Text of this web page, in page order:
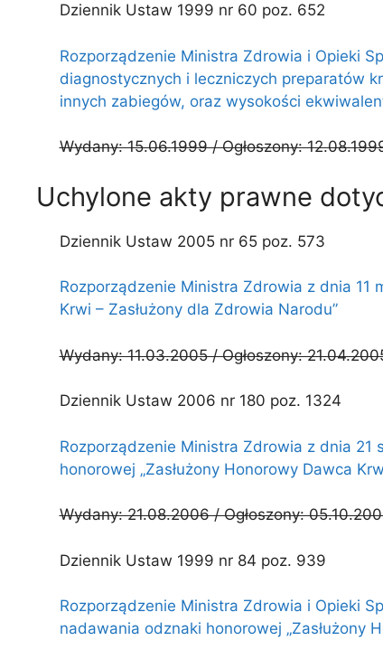
Dziennik Ustaw 1999 nr 60 poz. 652
Rozporządzenie Ministra Zdrowia i Opieki
diagnostycznych i leczniczych preparatów
innych zabiegów, oraz wysokości
Wydany: 15.06.1999 / Ogłoszony:
Uchylone akty prawne
Dziennik Ustaw 2005 nr 65 poz. 573
Rozporządzenie Ministra Zdrowia z dnia 11
Krwi – Zasłużony dla Zdrowia Narodu”
Wydany: 11.03.2005 / Ogłoszony:
Dziennik Ustaw 2006 nr 180 poz. 1324
Rozporządzenie Ministra Zdrowia z dnia
honorowej „Zasłużony Honorowy Dawca
Wydany: 21.08.2006 / Ogłoszony:
Dziennik Ustaw 1999 nr 84 poz. 939
Rozporządzenie Ministra Zdrowia i Opieki
nadawania odznaki honorowej „Zasłużony